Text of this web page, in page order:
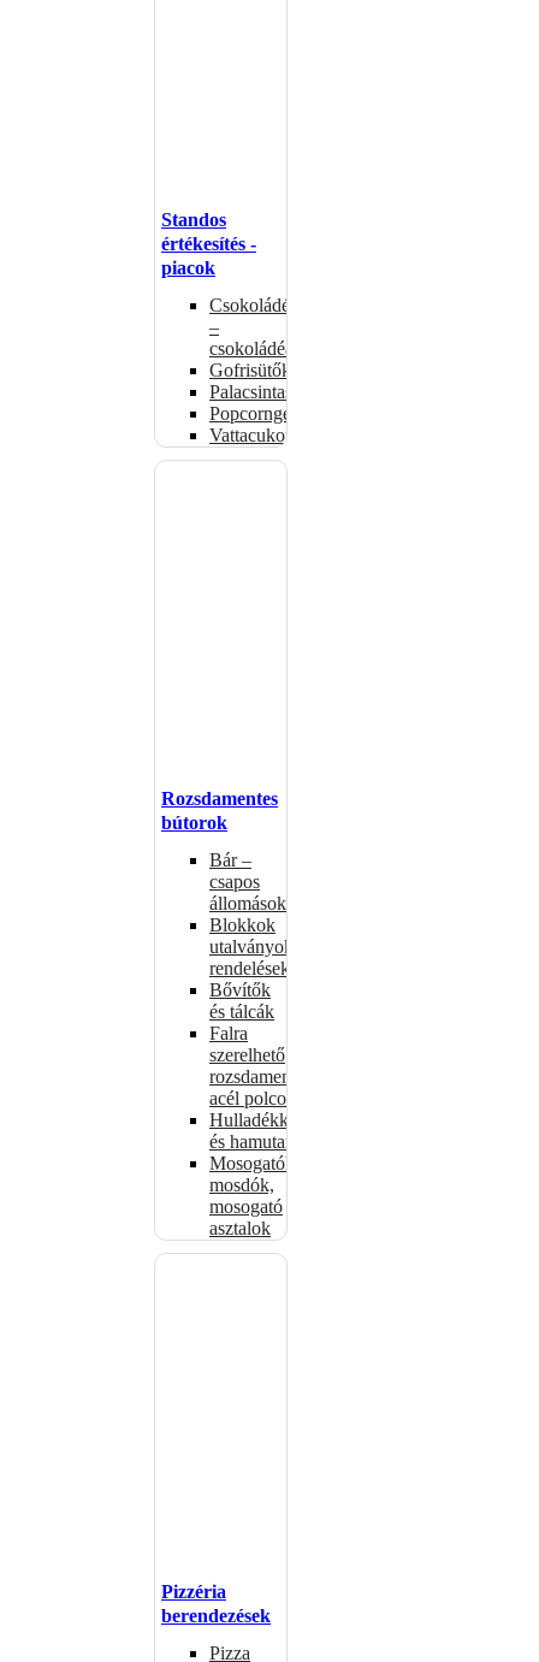
Standos
értékesítés -
piacok
Csokoládémelegítők
–
csokoládéadagolók
Gofrisütők
Palacsintasütők
Popcorngépek
Vattacukorgép
Rozsdamentes
bútorok
Bár –
csapos
állomások
Blokkok
utalványokhoz,
rendelésekhez
Bővítők
és tálcák
Falra
szerelhető
rozsdamentes
acél polcok
Hulladékkosarak
és hamutartók
Mosogatók,
mosdók,
mosogató
asztalok
Pizzéria
berendezések
Pizza